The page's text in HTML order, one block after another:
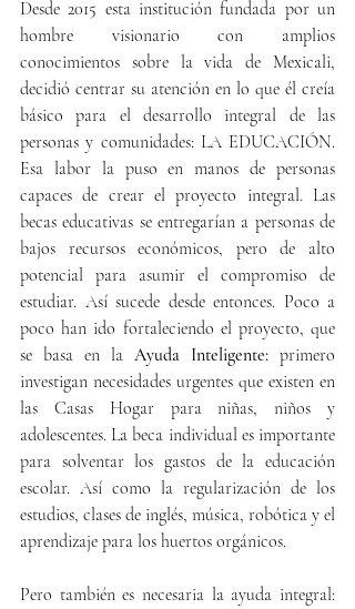
Desde 2015 esta institución fundada por un
hombre visionario con amplios
conocimientos sobre la vida de Mexicali,
decidió centrar su atención en lo que él creía
básico para el desarrollo integral de las
personas y comunidades: LA EDUCACIÓN.
Esa labor la puso en manos de personas
capaces de crear el proyecto integral. Las
becas educativas se entregarían a personas de
bajos recursos económicos, pero de alto
potencial para asumir el compromiso de
estudiar. Así sucede desde entonces. Poco a
poco han ido fortaleciendo el proyecto, que
se basa en la Ayuda Inteligente: primero
investigan necesidades urgentes que existen en
las Casas Hogar para niñas, niños y
adolescentes. La beca individual es importante
para solventar los gastos de la educación
escolar. Así como la regularización de los
estudios, clases de inglés, música, robótica y el
aprendizaje para los huertos orgánicos.
Pero también es necesaria la ayuda integral: